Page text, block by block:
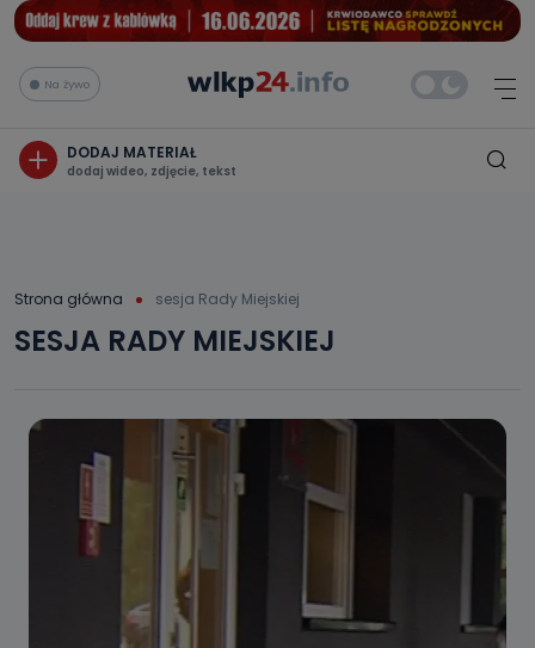
Na żywo
DODAJ MATERIAŁ
dodaj wideo, zdjęcie, tekst
Strona główna sesja Rady Miejskiej
SESJA RADY MIEJSKIEJ